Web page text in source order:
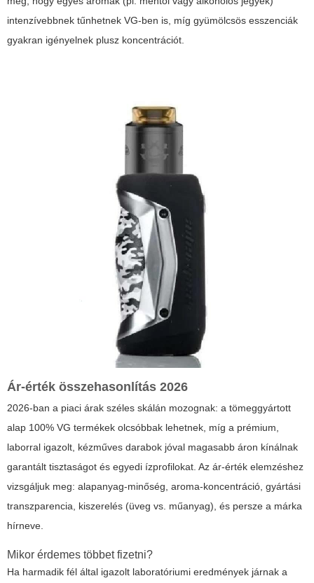
intenzívebbnek tűnhetnek VG-ben is, míg gyümölcsös esszenciák
gyakran igényelnek plusz koncentrációt.
Ár-érték összehasonlítás 2026
2026-ban a piaci árak széles skálán mozognak: a tömeggyártott
alap 100% VG termékek olcsóbbak lehetnek, míg a prémium,
laborral igazolt, kézműves darabok jóval magasabb áron kínálnak
garantált tisztaságot és egyedi ízprofilokat. Az ár-érték elemzéshez
vizsgáljuk meg: alapanyag-minőség, aroma-koncentráció, gyártási
transzparencia, kiszerelés (üveg vs. műanyag), és persze a márka
hírneve.
Mikor érdemes többet fizetni?
Ha harmadik fél által igazolt laboratóriumi eredmények járnak a